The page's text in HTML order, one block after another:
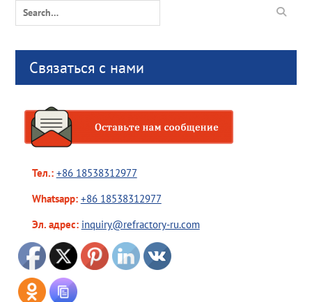
Search
Связаться с нами
Тел.: +86 18538312977
Whatsapp: +86 18538312977
Эл. адрес: inquiry@refractory-ru.com